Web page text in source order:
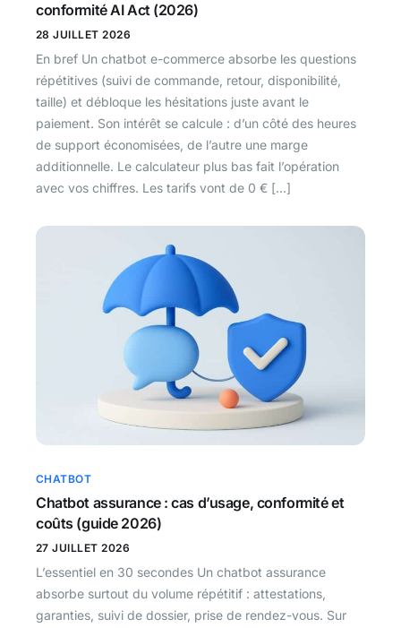
conformité AI Act (2026)
28 JUILLET 2026
En bref Un chatbot e-commerce absorbe les questions
répétitives (suivi de commande, retour, disponibilité,
taille) et débloque les hésitations juste avant le
paiement. Son intérêt se calcule : d’un côté des heures
de support économisées, de l’autre une marge
additionnelle. Le calculateur plus bas fait l’opération
avec vos chiffres. Les tarifs vont de 0 € […]
CHATBOT
Chatbot assurance : cas d’usage, conformité et
coûts (guide 2026)
27 JUILLET 2026
L’essentiel en 30 secondes Un chatbot assurance
absorbe surtout du volume répétitif : attestations,
garanties, suivi de dossier, prise de rendez-vous. Sur